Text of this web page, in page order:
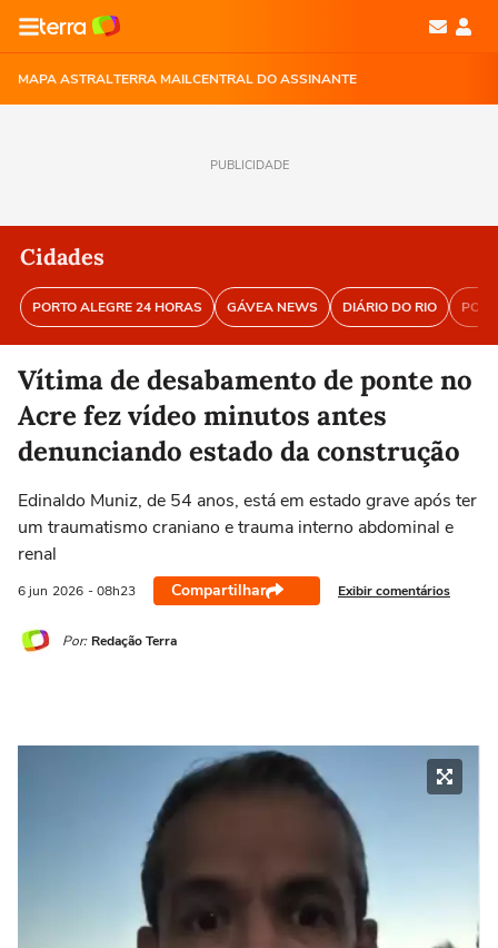
MAPA ASTRALTERRA MAILCENTRAL DO ASSINANTE
PUBLICIDADE
Cidades
PORTO ALEGRE 24 HORAS GÁVEA NEWS DIÁRIO DO RIO
Vítima de desabamento de ponte no
Acre fez vídeo minutos antes
denunciando estado da construção
Edinaldo Muniz, de 54 anos, está em estado grave após ter
um traumatismo craniano e trauma interno abdominal e
renal
6 jun 2026 - 08h23 Compartilhar Exibir comentários
Por: Redação Terra